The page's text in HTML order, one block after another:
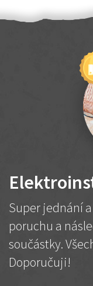
Super jednání
poruchu a
součástky.
Doporučuji!